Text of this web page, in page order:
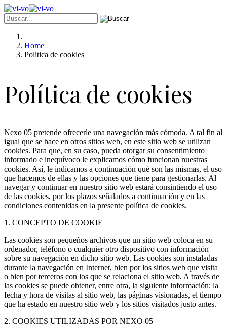
Home
Politica de cookies
Política de cookies
Nexo 05 pretende ofrecerle una navegación más cómoda. A tal fin al
igual que se hace en otros sitios web, en este sitio web se utilizan
cookies. Para que, en su caso, pueda otorgar su consentimiento
informado e inequívoco le explicamos cómo funcionan nuestras
cookies. Así, le indicamos a continuación qué son las mismas, el uso
que hacemos de ellas y las opciones que tiene para gestionarlas. Al
navegar y continuar en nuestro sitio web estará consintiendo el uso
de las cookies, por los plazos señalados a continuación y en las
condiciones contenidas en la presente política de cookies.
1. CONCEPTO DE COOKIE
Las cookies son pequeños archivos que un sitio web coloca en su
ordenador, teléfono o cualquier otro dispositivo con información
sobre su navegación en dicho sitio web. Las cookies son instaladas
durante la navegación en Internet, bien por los sitios web que visita
o bien por terceros con los que se relaciona el sitio web. A través de
las cookies se puede obtener, entre otra, la siguiente información: la
fecha y hora de visitas al sitio web, las páginas visionadas, el tiempo
que ha estado en nuestro sitio web y los sitios visitados justo antes.
2. COOKIES UTILIZADAS POR NEXO 05